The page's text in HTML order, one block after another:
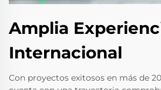
Amplia
Internacional
Con proyectos exitosos en más de